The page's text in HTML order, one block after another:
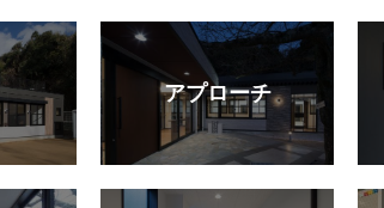
アプローチ